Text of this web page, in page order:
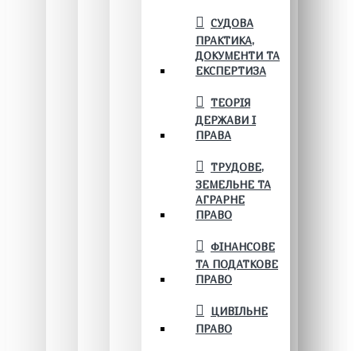
СУДОВА
ПРАКТИКА,
ДОКУМЕНТИ ТА
ЕКСПЕРТИЗА
ТЕОРІЯ
ДЕРЖАВИ І
ПРАВА
ТРУДОВЕ,
ЗЕМЕЛЬНЕ ТА
АГРАРНЕ
ПРАВО
ФІНАНСОВЕ
ТА ПОДАТКОВЕ
ПРАВО
ЦИВІЛЬНЕ
ПРАВО